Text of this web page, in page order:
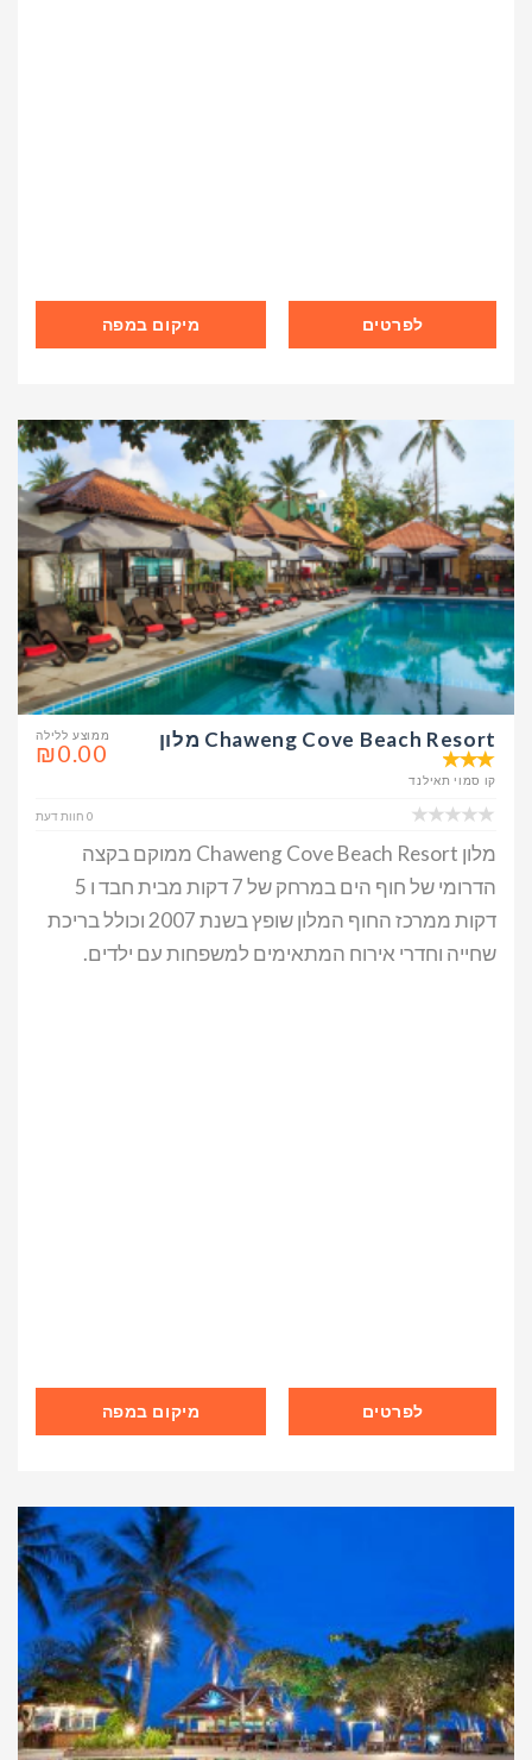
לפרטים מיקום במפה
ממוצע ללילה
₪0.00 Chaweng Cove Beach Resort מלון
קו סמוי תאילנד
0 חוות דעת
מלון Chaweng Cove Beach Resort ממוקם בקצה
הדרומי של חוף הים במרחק של 7 דקות מבית חבד ו 5
דקות ממרכז החוף המלון שופץ בשנת 2007 וכולל בריכת
שחייה וחדרי אירוח המתאימים למשפחות עם ילדים.
לפרטים מיקום במפה